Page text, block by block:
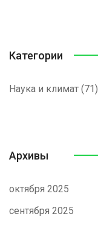
Категории
Наука и климат (71)
Архивы
октября 2025
сентября 2025